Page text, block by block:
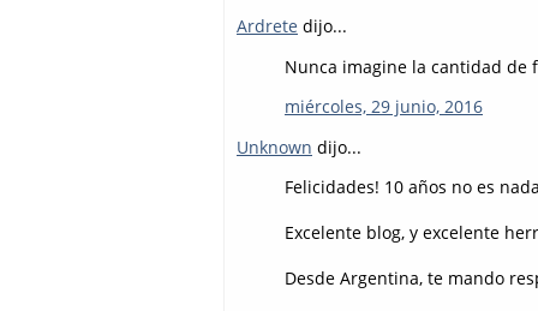
Ardrete dijo...
Nunca imagine la cantidad
miércoles, 29 junio, 2016
Unknown dijo...
Felicidades! 10 años no es
Excelente blog, y excelente
Desde Argentina, te mando